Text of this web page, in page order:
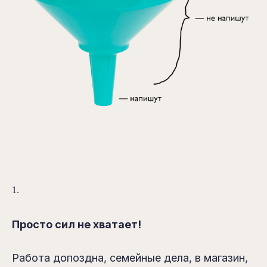
1.
Просто сил не хватает!
Работа допоздна, семейные дела, в магазин,